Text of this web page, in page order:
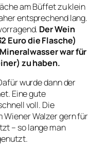
am Büffet zu klein
entsprechend lang.
Der Wein
Euro die Flasche)
war für
zu haben.
wurde dann der
Eine gute
voll. Die
Wiener Walzer gern für
– so lange man